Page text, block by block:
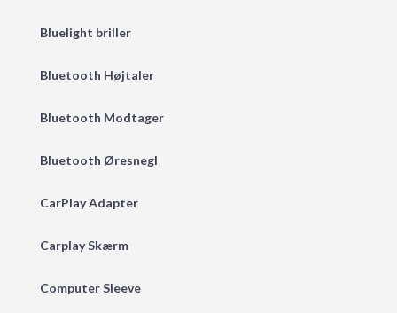
Bluelight briller
Bluetooth Højtaler
Bluetooth Modtager
Bluetooth Øresnegl
CarPlay Adapter
Carplay Skærm
Computer Sleeve